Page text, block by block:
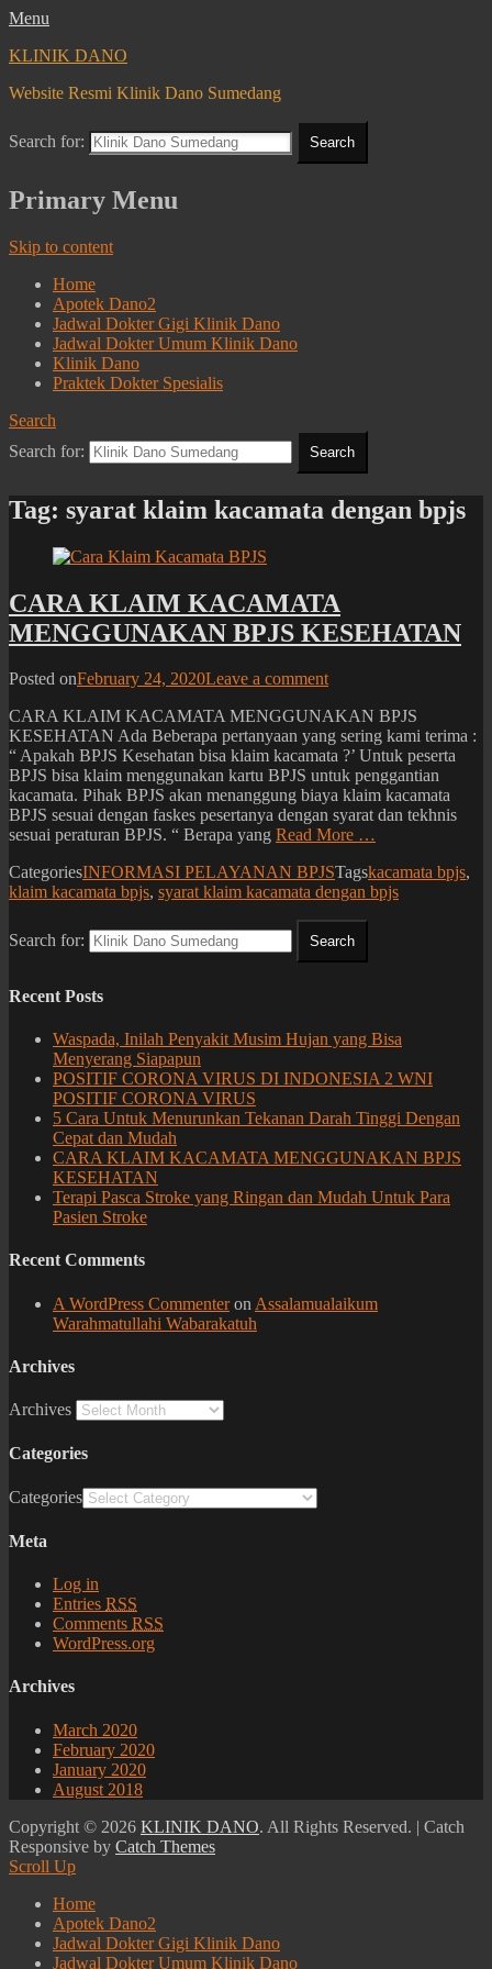
Menu
KLINIK DANO
Website Resmi Klinik Dano Sumedang
Search for:
Primary Menu
Skip to content
Home
Apotek Dano2
Jadwal Dokter Gigi Klinik Dano
Jadwal Dokter Umum Klinik Dano
Klinik Dano
Praktek Dokter Spesialis
Search
Search for:
Tag: syarat klaim kacamata dengan bpjs
CARA KLAIM KACAMATA
MENGGUNAKAN BPJS KESEHATAN
Posted onFebruary 24, 2020Leave a comment
CARA KLAIM KACAMATA MENGGUNAKAN BPJS
KESEHATAN Ada Beberapa pertanyaan yang sering kami terima :
“ Apakah BPJS Kesehatan bisa klaim kacamata ?’ Untuk peserta
BPJS bisa klaim menggunakan kartu BPJS untuk penggantian
kacamata. Pihak BPJS akan menanggung biaya klaim kacamata
BPJS sesuai dengan faskes pesertanya dengan syarat dan tekhnis
sesuai peraturan BPJS. “ Berapa yang Read More …
CategoriesINFORMASI PELAYANAN BPJSTagskacamata bpjs,
klaim kacamata bpjs, syarat klaim kacamata dengan bpjs
Search for:
Recent Posts
Waspada, Inilah Penyakit Musim Hujan yang Bisa
Menyerang Siapapun
POSITIF CORONA VIRUS DI INDONESIA 2 WNI
POSITIF CORONA VIRUS
5 Cara Untuk Menurunkan Tekanan Darah Tinggi Dengan
Cepat dan Mudah
CARA KLAIM KACAMATA MENGGUNAKAN BPJS
KESEHATAN
Terapi Pasca Stroke yang Ringan dan Mudah Untuk Para
Pasien Stroke
Recent Comments
A WordPress Commenteron Assalamualaikum
Warahmatullahi Wabarakatuh
Archives
Archives
Categories
Categories
Meta
Log in
Entries RSS
Comments RSS
WordPress.org
Archives
March 2020
February 2020
January 2020
August 2018
Copyright © 2026 KLINIK DANO. All Rights Reserved. | Catch
Responsive by Catch Themes
Scroll Up
Home
Apotek Dano2
Jadwal Dokter Gigi Klinik Dano
Jadwal Dokter Umum Klinik Dano